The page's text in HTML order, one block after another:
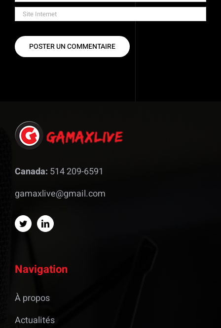
Canada: 514 209-6591
gamaxlive@gmail.com
Navigation
À propos
Actualités